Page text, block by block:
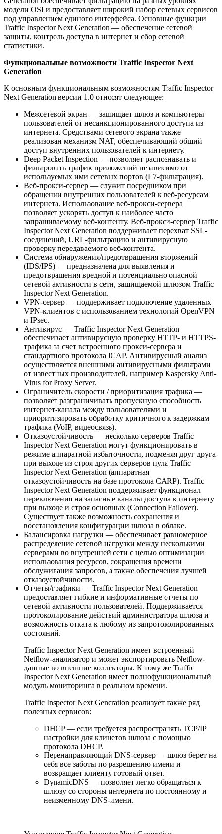
модели OSI и предоставляет широкий набор сетевых сервисов
под управлением единого интерфейса. Основные функции
Traffic Inspector Next Generation — обеспечение сетевой
защиты, контроль доступа в интернет и сбор сетевой
статистики.
Функциональные возможности Traffic Inspector Next
Generation
К основным функциональным возможностям Traffic Inspector
Next Generation версии 1.0 относят следующее:
Межсетевой экран — защищает шлюз и компьютеры
пользователей от несанкционированного доступа из
интернета. Средствами сетевого экрана также
реализован механизм NAT, обеспечивающий общий
доступ внутренних пользователей к интернету.
Deep Packet Inspection — позволяет распознавать и
фильтровать трафик приложений независимо от
используемых ими сетевых портов (L7-фильтрация).
Веб-прокси-сервер — служит посредником при
обращении внутренних пользователей к веб-ресурсам
интернета. Использование веб-прокси-сервера
позволяет ускорять доступ к наиболее часто
запрашиваемому веб-контенту. Веб-прокси-сервер Traffic
Inspector Next Generation поддерживает перехват SSL-
соединений, URL-фильтрацию и антивирусную
проверку передаваемого веб-контента.
Система обнаружения/предотвращения вторжений
(IDS/IPS) — предназначена для выявления и
предотвращения вредной и потенциально опасной
сетевой активности в сети, защищаемой шлюзом Traffic
Inspector Next Generation.
VPN-сервер — поддерживает подключение удаленных
VPN-клиентов с использованием технологий OpenVPN
и IPsec.
Антивирус — Traffic Inspector Next Generation
обеспечивает антивирусную проверку HTTP- и HTTPS-
трафика за счет встроенного прокси-сервера и
стандартного протокола ICAP. Антивирусный анализ
осуществляется внешними антивирусными фильтрами
от известных производителей, например Kaspersky Anti-
Virus for Proxy Server.
Ограничитель скорости / приоритизация трафика —
позволяет разграничивать пропускную способность
интернет-канала между пользователями и
приоритизировать обработку критичного к задержкам
трафика (VoIP, видеосвязь).
Отказоустойчивость — несколько серверов Traffic
Inspector Next Generation могут функционировать в
режиме аппаратной избыточности, подменяя друг друга
при выходе из строя других серверов пула Traffic
Inspector Next Generation (аппаратная
отказоустойчивость на базе протокола CARP). Traffic
Inspector Next Generation поддерживает функционал
переключения на запасные каналы доступа к интернету
при выходе и строя основных (Connection Failover).
Существует также возможность сохранения и
восстановления конфигурации шлюза в облаке.
Балансировка нагрузки — обеспечивает равномерное
распределение сетевой нагрузки между несколькими
серверами во внутренней сети с целью оптимизации
использования ресурсов, сокращения времени
обслуживания запросов, а также обеспечения лучшей
отказоустойчивости.
Отчеты/графики — Traffic Inspector Next Generation
предоставляет гибкие и информативные отчеты по
сетевой активности пользователей. Поддерживается
протоколирование действий администратора шлюза и
возможность отката к любому из запротоколированных
состояний.
Traffic Inspector Next Generation имеет встроенный
Netflow-анализатор и может экспортировать Netflow-
данные во внешние коллекторы. К тому же Traffic
Inspector Next Generation имеет полнофункциональный
модуль мониторинга в реальном времени.
Traffic Inspector Next Generation реализует также ряд
полезных сервисов:
DHCP — если требуется распространять TCP/IP
настройки для клинетов шлюза с помощью
протокола DHCP.
Перенаправляющий DNS-сервер — шлюз берет на
себя все заботы по разрешению имени и
возвращает клиенту готовый ответ.
DynamicDNS — позволяет легко обращаться к
шлюзу со стороны интернета по постоянному и
неизменному DNS-имени.